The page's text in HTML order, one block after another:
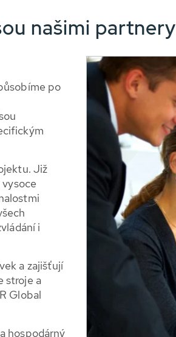
našimi partnery
po
Již
i
a zajišťují
stroje a
Global
hospodárný